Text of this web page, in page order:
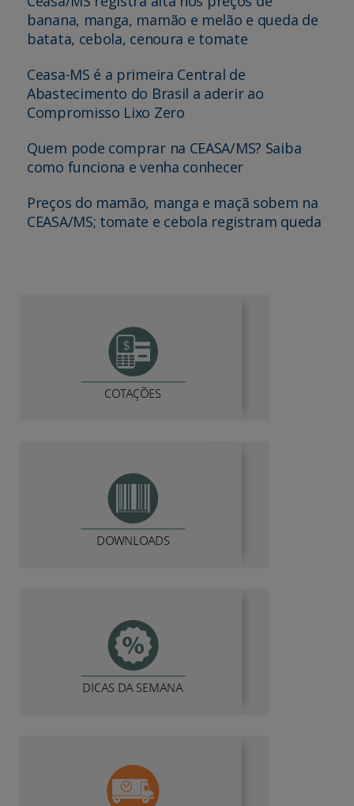
banana, manga, mamão e melão e queda de
batata, cebola, cenoura e tomate
Ceasa-MS é a primeira Central de
Abastecimento do Brasil a aderir ao
Compromisso Lixo Zero
Quem pode comprar na CEASA/MS? Saiba
como funciona e venha conhecer
Preços do mamão, manga e maçã sobem na
CEASA/MS; tomate e cebola registram queda